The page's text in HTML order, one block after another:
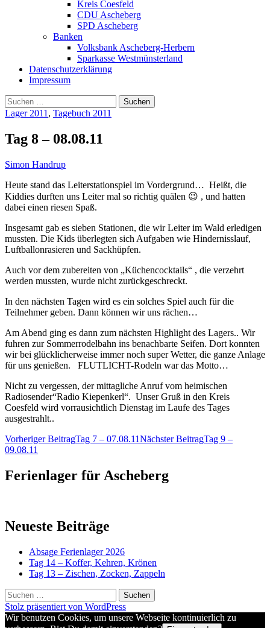
Kreis Coesfeld
CDU Ascheberg
SPD Ascheberg
Banken
Volksbank Ascheberg-Herbern
Sparkasse Westmünsterland
Datenschutzerklärung
Impressum
Suchen
nach:
Lager 2011 , Tagebuch 2011
Tag 8 – 08.08.11
Simon Handrup
Heute stand das Leiterstationspiel im Vordergrund… Heißt, die
Kiddies durften uns Leiter mal so richtig quälen 😉 , und hatten
dabei einen riesen Spaß.
Insgesamt gab es sieben Stationen, die wir Leiter im Wald erledigen
mussten. Die Kids überlegten sich Aufgaben wie Hindernisslauf,
Luftballonrasieren und Sackhüpfen.
Auch vor dem zubereiten von „Küchencocktails“ , die verzehrt
werden mussten, wurde nicht zurückgeschreckt.
In den nächsten Tagen wird es ein solches Spiel auch für die
Teilnehmer geben. Dann können wir uns rächen…
Am Abend ging es dann zum nächsten Highlight des Lagers.. Wir
fuhren zur Sommerrodelbahn ins benachbarte Seifen. Dort konnten
wir bei glücklicherweise immer noch super Wetter, die ganze Anlage
für uns genießen. FLUTLICHT-Rodeln war das Motto…
Nicht zu vergessen, der mittagliche Anruf vom heimischen
Radiosender“Radio Kiepenkerl“. Unser Gruß in den Kreis
Coesfeld wird vorrausichtlich Dienstag im Laufe des Tages
ausgestrahlt..
Beitragsnavigation
Vorheriger BeitragTag 7 – 07.08.11Nächster BeitragTag 9 –
09.08.11
Ferienlager für Ascheberg
Neueste Beiträge
Absage Ferienlager 2026
Tag 14 – Koffer, Kehren, Krönen
Tag 13 – Zischen, Zocken, Zappeln
Suchen
nach:
Stolz präsentiert von WordPress
Wir benutzen Cookies, um unsere Webseite kontinuierlich zu